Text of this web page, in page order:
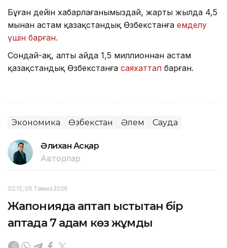
Бұған дейін хабарлағанымыздай, жарты жылда 4,5
мыңнан астам қазақстандық Өзбекстанға емделу
үшін барған.
Сондай-ақ, алты айда 1,5 миллионнан астам
қазақстандық Өзбекстанға саяхаттап барған.
Экономика Өзбекстан Әлем Сауда
Әлихан Асқар
Авторлар
02:12, 05 Тамыз 2026
Жапонияда аптап ыстықтан бір
аптада 7 адам көз жұмды